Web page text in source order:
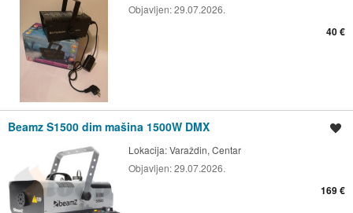
Objavljen:29.07.2026.
40 €
Beamz S1500 dim mašina 1500W DMX
Lokacija:Varaždin, Centar
Objavljen:29.07.2026.
169 €